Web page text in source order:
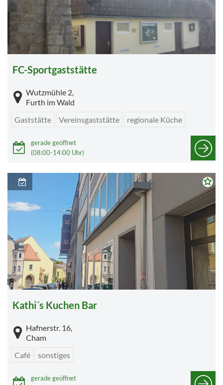
FC-Sportgaststätte
Wutzmühle 2,
Furth im Wald
Gaststätte
Vereinsgaststätte regionale Küche
gerade geöffnet
(08:00-14:00 Uhr)
© Lisa Sittenauer
Kathi´s Kuchen Bar
Hafnerstr. 16,
Cham
Café
sonstiges
gerade geöffnet